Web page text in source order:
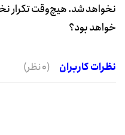
نخواهد شد. هیچ‌وقت تکرار
خواهد بود؟
نظرات کاربران (0 نظر)